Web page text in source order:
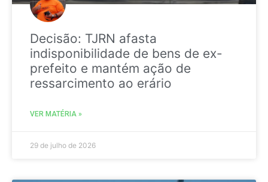
Decisão: TJRN afasta
indisponibilidade de bens de ex-
prefeito e mantém ação de
ressarcimento ao erário
VER MATÉRIA »
29 de julho de 2026